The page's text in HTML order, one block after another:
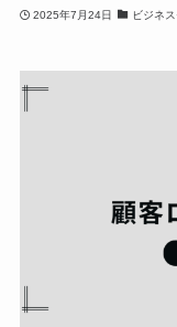
2025年7月24日 ビジネ